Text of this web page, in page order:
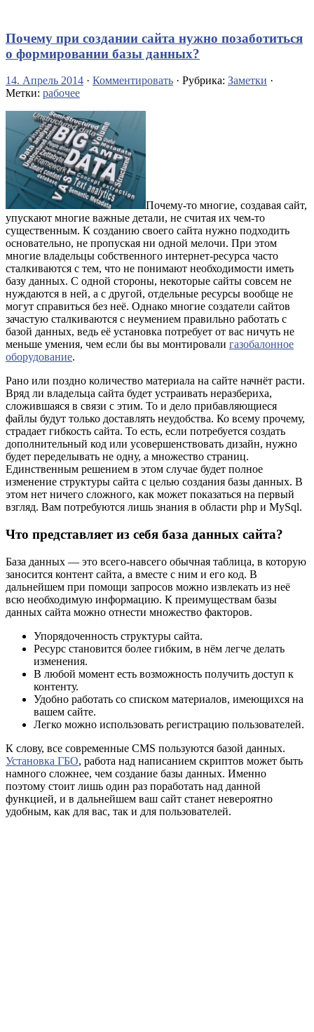
Почему при создании сайта нужно позаботиться
о формировании базы данных?
14. Апрель 2014 · Комментировать · Рубрика: Заметки ·
Метки: рабочее
Почему-то многие, создавая сайт,
упускают многие важные детали, не считая их чем-то
существенным. К созданию своего сайта нужно подходить
основательно, не пропуская ни одной мелочи. При этом
многие владельцы собственного интернет-ресурса часто
сталкиваются с тем, что не понимают необходимости иметь
базу данных. С одной стороны, некоторые сайты совсем не
нуждаются в ней, а с другой, отдельные ресурсы вообще не
могут справиться без неё. Однако многие создатели сайтов
зачастую сталкиваются с неумением правильно работать с
базой данных, ведь её установка потребует от вас ничуть не
меньше умения, чем если бы вы монтировали газобалонное
оборудование.
Рано или поздно количество материала на сайте начнёт расти.
Вряд ли владельца сайта будет устраивать неразбериха,
сложившаяся в связи с этим. То и дело прибавляющиеся
файлы будут только доставлять неудобства. Ко всему прочему,
страдает гибкость сайта. То есть, если потребуется создать
дополнительный код или усовершенствовать дизайн, нужно
будет переделывать не одну, а множество страниц.
Единственным решением в этом случае будет полное
изменение структуры сайта с целью создания базы данных. В
этом нет ничего сложного, как может показаться на первый
взгляд. Вам потребуются лишь знания в области php и MySql.
Что представляет из себя база данных сайта?
База данных — это всего-навсего обычная таблица, в которую
заносится контент сайта, а вместе с ним и его код. В
дальнейшем при помощи запросов можно извлекать из неё
всю необходимую информацию. К преимуществам базы
данных сайта можно отнести множество факторов.
Упорядоченность структуры сайта.
Ресурс становится более гибким, в нём легче делать
изменения.
В любой момент есть возможность получить доступ к
контенту.
Удобно работать со списком материалов, имеющихся на
вашем сайте.
Легко можно использовать регистрацию пользователей.
К слову, все современные CMS пользуются базой данных.
Установка ГБО, работа над написанием скриптов может быть
намного сложнее, чем создание базы данных. Именно
поэтому стоит лишь один раз поработать над данной
функцией, и в дальнейшем ваш сайт станет невероятно
удобным, как для вас, так и для пользователей.